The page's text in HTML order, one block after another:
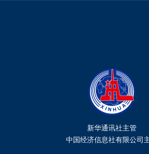
新华通讯社主管
中国经济信息社有限公司